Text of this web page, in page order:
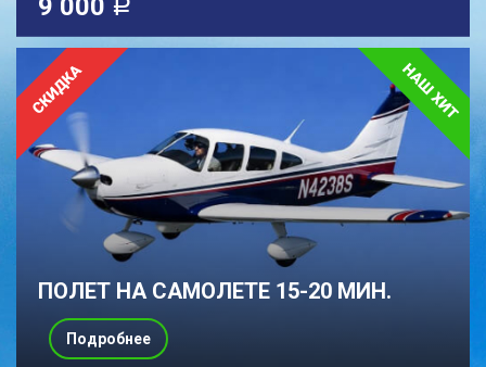
9 000 a
ПОЛЕТ НА САМОЛЕТЕ 15-20 МИН.
Подробнее